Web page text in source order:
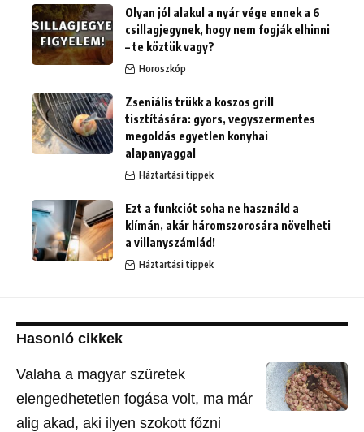
Olyan jól alakul a nyár vége ennek a 6
csillagjegynek, hogy nem fogják elhinni
– te köztük vagy?
Horoszkóp
Zseniális trükk a koszos grill
tisztítására: gyors, vegyszermentes
megoldás egyetlen konyhai
alapanyaggal
Háztartási tippek
Ezt a funkciót soha ne használd a
klímán, akár háromszorosára növelheti
a villanyszámlád!
Háztartási tippek
Hasonló cikkek
Valaha a magyar szüretek
elengedhetetlen fogása volt, ma már
alig akad, aki ilyen szokott főzni